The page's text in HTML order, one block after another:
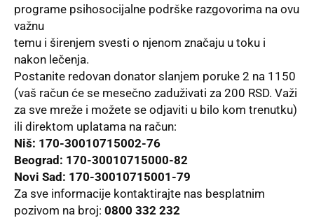
programe psihosocijalne podrške razgovorima na ovu
važnu
temu i širenjem svesti o njenom značaju u toku i
nakon lečenja.
Postanite redovan donator slanjem poruke 2 na 1150
(vaš račun će se mesečno zaduživati za 200 RSD. Važi
za sve mreže i možete se odjaviti u bilo kom trenutku)
ili direktom uplatama na račun:
Niš: 170-30010715002-76
Beograd: 170-30010715000-82
Novi Sad: 170-30010715001-79
Za sve informacije kontaktirajte nas besplatnim
pozivom na broj: 0800 332 232